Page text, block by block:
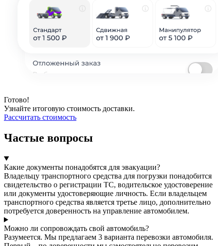
Готово!
Узнайте итоговую стоимость доставки.
Рассчитать стоимость
Частые вопросы
Какие документы понадобятся для эвакуации?
Владельцу транспортного средства для погрузки понадобится
свидетельство о регистрации ТС, водительское удостоверение
или документы удостоверяющие личность. Если владельцем
транспортного средства является третье лицо, дополнительно
потребуется доверенность на управление автомобилем.
Можно ли сопровождать свой автомобиль?
Разумеется. Мы предлагаем 3 варианта перевозки автомобиля.